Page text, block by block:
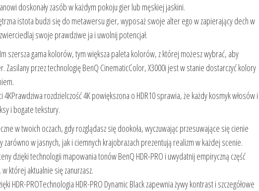
doskonały zasób w każdym pokoju gier lub męskiej jaskini.
istota budzi się do metawersu gier, wyposaż swoje alter ego w zapierający dech w
swoje prawdziwe ja i uwolnij potencjał.
szersza gama kolorów, tym większa paleta kolorów, z której możesz wybrać, aby
Zasilany przez technologię BenQ CinematicColor, X3000i jest w stanie dostarczyć kolory
4KPrawdziwa rozdzielczość 4K powiększona o HDR10 sprawia, że każdy kosmyk włosów i
i bogate tekstury.
w twoich oczach, gdy rozglądasz się dookoła, wyczuwając przesuwające się cienie
zarówno w jasnych, jak i ciemnych krajobrazach prezentują realizm w każdej scenie.
dzięki technologii mapowania tonów BenQ HDR-PRO i uwydatnij empiryczną część
której aktualnie się zanurzasz.
HDR-PROTechnologia HDR-PRO Dynamic Black zapewnia żywy kontrast i szczegółowe